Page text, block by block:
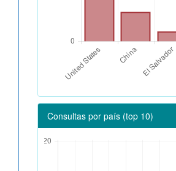
Consultas por país (top 10)